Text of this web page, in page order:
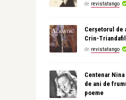
de revistatango
Cerșetorul de
Crin-
de revistatango
Centenar
de ani de
poeme